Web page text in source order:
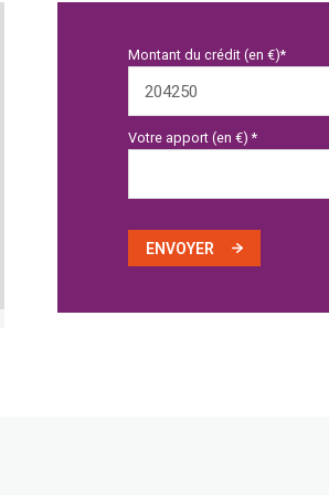
Montant du crédit (en €)*
Votre apport (en €) *
ENVOYER